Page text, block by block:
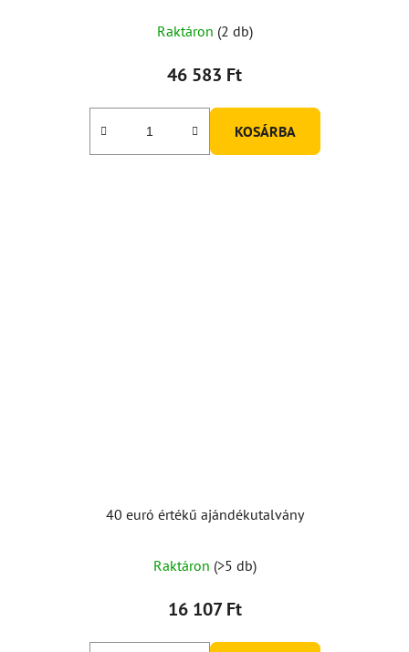
Raktáron (2 db)
46 583 Ft
KOSÁRBA
40 euró értékű ajándékutalvány
Raktáron (>5 db)
16 107 Ft